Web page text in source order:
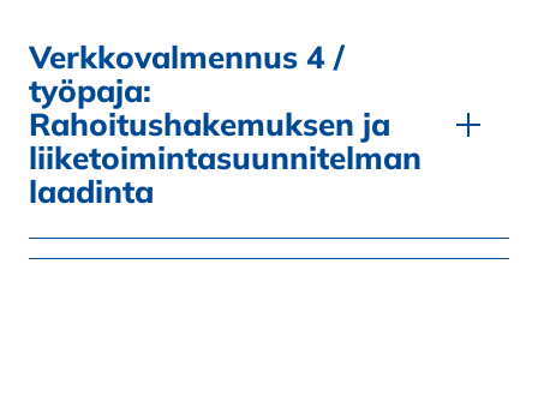
Verkkovalmennus 4 /
työpaja:
Rahoitushakemuksen ja
liiketoimintasuunnitelman
laadinta